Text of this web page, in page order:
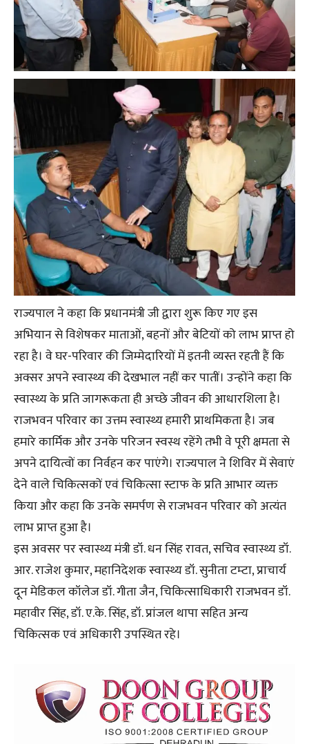
राज्यपाल ने कहा कि प्रधानमंत्री जी द्वारा शुरू किए गए इस
अभियान से विशेषकर माताओं, बहनों और बेटियों को लाभ प्राप्त हो
रहा है। वे घर-परिवार की जिम्मेदारियों में इतनी व्यस्त रहती हैं कि
अक्सर अपने स्वास्थ्य की देखभाल नहीं कर पातीं। उन्होंने कहा कि
स्वास्थ्य के प्रति जागरूकता ही अच्छे जीवन की आधारशिला है।
राजभवन परिवार का उत्तम स्वास्थ्य हमारी प्राथमिकता है। जब
हमारे कार्मिक और उनके परिजन स्वस्थ रहेंगे तभी वे पूरी क्षमता से
अपने दायित्वों का निर्वहन कर पाएंगे। राज्यपाल ने शिविर में सेवाएं
देने वाले चिकित्सकों एवं चिकित्सा स्टाफ के प्रति आभार व्यक्त
किया और कहा कि उनके समर्पण से राजभवन परिवार को अत्यंत
लाभ प्राप्त हुआ है।
इस अवसर पर स्वास्थ्य मंत्री डॉ. धन सिंह रावत, सचिव स्वास्थ्य डॉ.
आर. राजेश कुमार, महानिदेशक स्वास्थ्य डॉ. सुनीता टम्टा, प्राचार्य
दून मेडिकल कॉलेज डॉ. गीता जैन, चिकित्साधिकारी राजभवन डॉ.
महावीर सिंह, डॉ. ए.के. सिंह, डॉ. प्रांजल थापा सहित अन्य
चिकित्सक एवं अधिकारी उपस्थित रहे।